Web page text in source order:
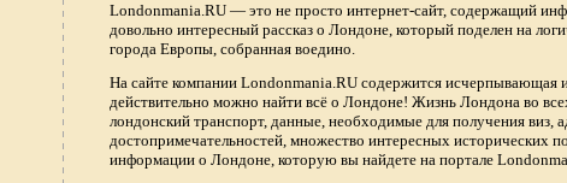
Londonmania.RU — это не просто интернет-сайт, содержащий
довольно интересный рассказ о Лондоне, который поделен на
города Европы, собранная воедино.
На сайте компании Londonmania.RU содержится исчерпывающая
действительно можно найти всё о Лондоне! Жизнь Лондона во
лондонский транспорт, данные, необходимые для получения виз,
достопримечательностей, множество интересных исторических
информации о Лондоне, которую вы найдете на портале